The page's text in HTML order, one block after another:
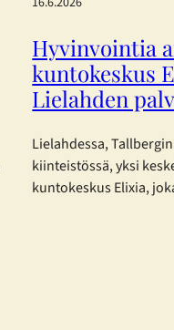
Hyvinvointia
kuntokeskus
Lielahden
Lielahdessa,
kiinteistössä, yksi
kuntokeskus Elixia,